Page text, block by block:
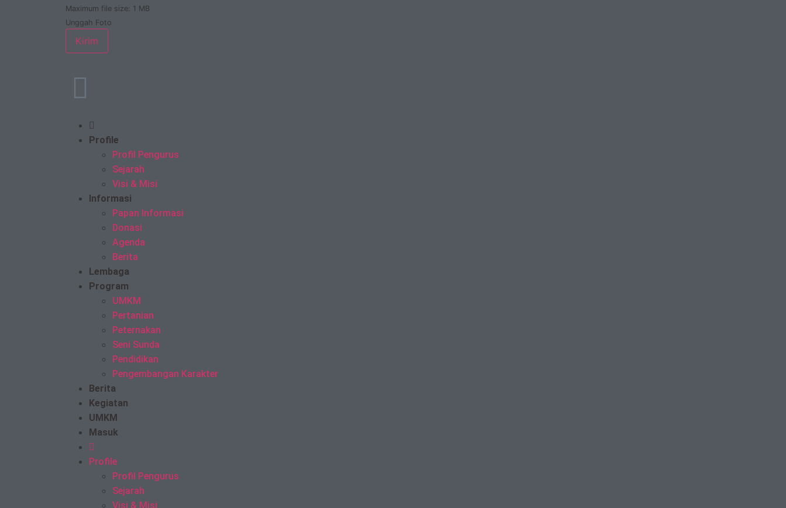
Maximum file size: 1 MB
Unggah Foto
Kirim
Profile
Profil Pengurus
Sejarah
Visi & Misi
Informasi
Papan Informasi
Donasi
Agenda
Berita
Lembaga
Program
UMKM
Pertanian
Peternakan
Seni Sunda
Pendidikan
Pengembangan Karakter
Berita
Kegiatan
UMKM
Masuk
Profile
Profil Pengurus
Sejarah
Visi & Misi